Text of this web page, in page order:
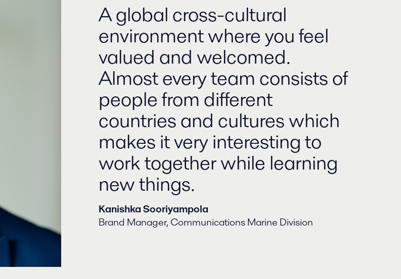
A global cross-cultural
environment where you feel
valued and welcomed.
Almost every team consists of
people from different
countries and cultures which
makes it very interesting to
work together while learning
new things.
Kanishka Sooriyampola
Brand Manager, Communications Marine Division